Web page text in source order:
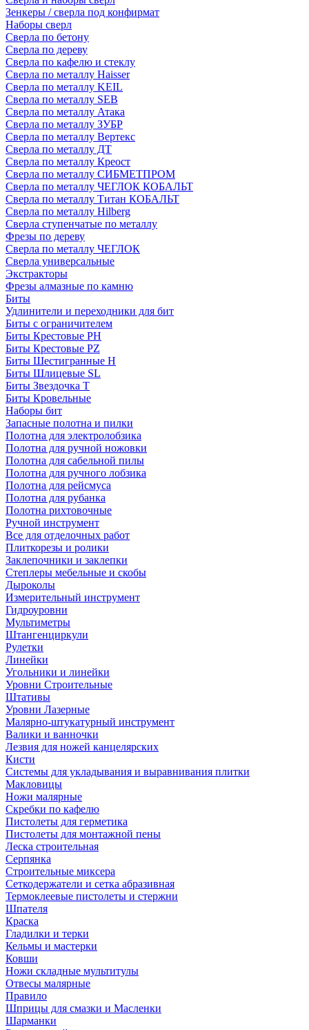
Зенкеры / сверла под конфирмат
Наборы сверл
Сверла по бетону
Сверла по дереву
Сверла по кафелю и стеклу
Сверла по металлу Haisser
Сверла по металлу KEIL
Сверла по металлу SEB
Сверла по металлу Атака
Сверла по металлу ЗУБР
Сверла по металлу Вертекс
Сверла по металлу ДТ
Сверла по металлу Креост
Сверла по металлу СИБМЕТПРОМ
Сверла по металлу ЧЕГЛОК КОБАЛЬТ
Сверла по металлу Титан КОБАЛЬТ
Сверла по металлу Hilberg
Сверла ступенчатые по металлу
Фрезы по дереву
Сверла по металлу ЧЕГЛОК
Сверла универсальные
Экстракторы
Фрезы алмазные по камню
Биты
Удлинители и переходники для бит
Биты с ограничителем
Биты Крестовые PH
Биты Крестовые PZ
Биты Шестигранные H
Биты Шлицевые SL
Биты Звездочка T
Биты Кровельные
Наборы бит
Запасные полотна и пилки
Полотна для электролобзика
Полотна для ручной ножовки
Полотна для сабельной пилы
Полотна для ручного лобзика
Полотна для рейсмуса
Полотна для рубанка
Полотна рихтовочные
Ручной инструмент
Все для отделочных работ
Плиткорезы и ролики
Заклепочники и заклепки
Степлеры мебельные и скобы
Дыроколы
Измерительный инструмент
Гидроуровни
Мультиметры
Штангенциркули
Рулетки
Линейки
Угольники и линейки
Уровни Строительные
Штативы
Уровни Лазерные
Малярно-штукатурный инструмент
Валики и ванночки
Лезвия для ножей канцелярских
Кисти
Системы для укладывания и выравнивания плитки
Макловицы
Ножи малярные
Скребки по кафелю
Пистолеты для герметика
Пистолеты для монтажной пены
Леска строительная
Серпянка
Строительные миксера
Сеткодержатели и сетка абразивная
Термоклеевые пистолеты и стержни
Шпателя
Краска
Гладилки и терки
Кельмы и мастерки
Ковши
Ножи складные мультитулы
Отвесы малярные
Правило
Шприцы для смазки и Масленки
Шарманки